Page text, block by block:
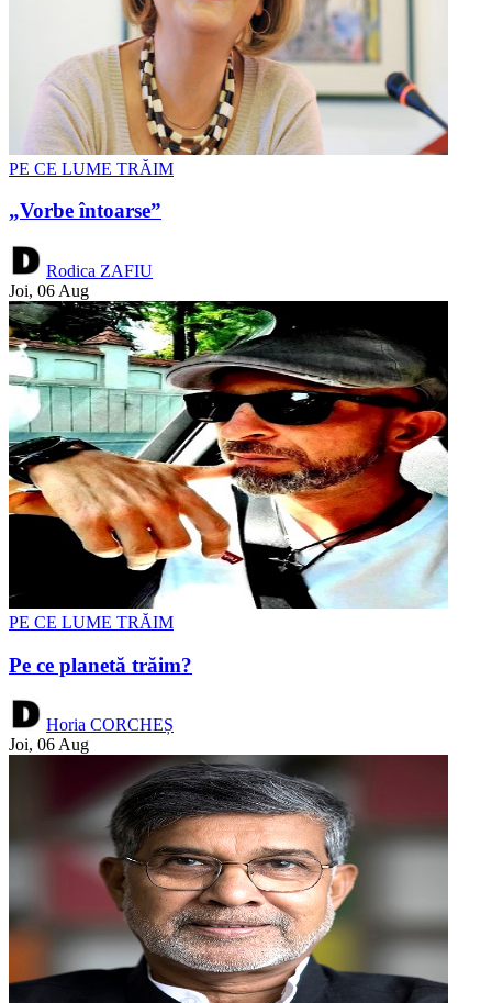
PE CE LUME TRĂIM
„Vorbe întoarse”
Rodica ZAFIU
Joi, 06 Aug
PE CE LUME TRĂIM
Pe ce planetă trăim?
Horia CORCHEȘ
Joi, 06 Aug